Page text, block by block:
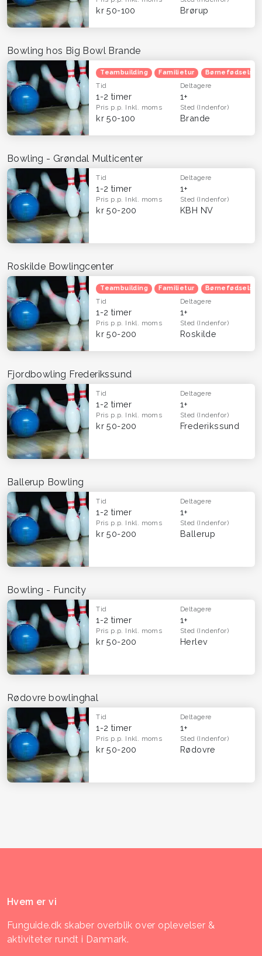
kr 50-100 Brørup
Bowling hos Big Bowl Brande
Teambuilding Familietur
Tid
1-2 timer
Deltagere
1+
Pris p.p. Inkl. moms
kr 50-100
Sted(Indenfor)
Brande
Bowling - Grøndal Multicenter
Tid
1-2 timer
Deltagere
1+
Pris p.p. Inkl. moms
kr 50-200
Sted(Indenfor)
KBH NV
Roskilde Bowlingcenter
Teambuilding Familietur
Tid
1-2 timer
Deltagere
1+
Pris p.p. Inkl. moms
kr 50-200
Sted(Indenfor)
Roskilde
Fjordbowling Frederikssund
Tid
1-2 timer
Deltagere
1+
Pris p.p. Inkl. moms
kr 50-200
Sted(Indenfor)
Frederikssund
Ballerup Bowling
Tid
1-2 timer
Deltagere
1+
Pris p.p. Inkl. moms
kr 50-200
Sted(Indenfor)
Ballerup
Bowling - Funcity
Tid
1-2 timer
Deltagere
1+
Pris p.p. Inkl. moms
kr 50-200
Sted(Indenfor)
Herlev
Rødovre bowlinghal
Tid
1-2 timer
Deltagere
1+
Pris p.p. Inkl. moms
kr 50-200
Sted(Indenfor)
Rødovre
Hvem er vi
Funguide.dk skaber overblik over oplevelser &
aktiviteter rundt i Danmark.